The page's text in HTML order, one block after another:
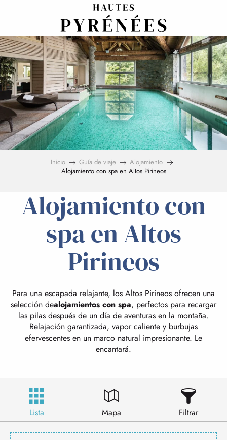
principal
Inicio Guía de viaje
Alojamiento
Alojamiento con spa en Altos Pirineos
Alojamiento con
spa en Altos
Pirineos
Para una escapada relajante, los Altos Pirineos ofrecen una
selección dealojamientos con spa, perfectos para recargar
las pilas después de un día de aventuras en la montaña.
Relajación garantizada, vapor caliente y burbujas
efervescentes en un marco natural impresionante. Le
encantará.
Lista Mapa Filtrar